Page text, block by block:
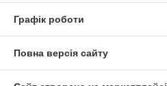
Графік роботи
Повна версія сайту